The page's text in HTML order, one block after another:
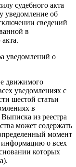
судебного акта
уведомление об
сведений
в
уведомлений о
движимого
уведомлениях с
шестой статьи
в
из реестра
может содержать
момент
информацию о всех
которых